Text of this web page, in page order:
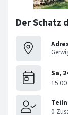
Der Schatz